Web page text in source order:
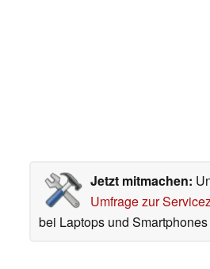
Jetzt mitmachen:
Umfrage zur
bei Laptops und